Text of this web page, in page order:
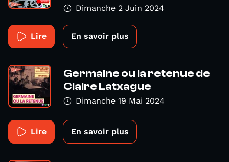
Dimanche 2 Juin 2024
Lire En savoir plus
Germaine ou la retenue de
Claire Latxague
Dimanche 19 Mai 2024
Lire En savoir plus